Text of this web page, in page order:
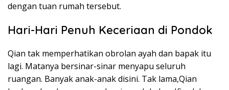
dengan tuan rumah tersebut.
Hari-Hari Penuh Keceriaan di Pondok
Qian tak memperhatikan obrolan ayah dan bapak itu
lagi. Matanya bersinar-sinar menyapu seluruh
ruangan. Banyak anak-anak disini. Tak lama,Qian